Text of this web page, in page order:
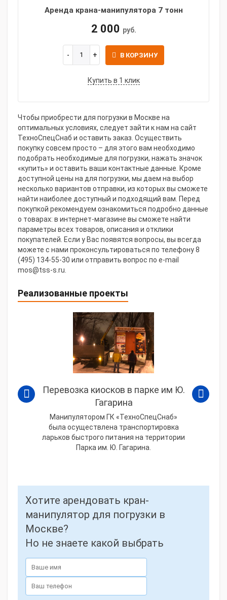
Аренда крана-манипулятора 7 тонн
2 000 руб.
В КОРЗИНУ
Купить в 1 клик
Чтобы приобрести для погрузки в Москве на
оптимальных условиях, следует зайти к нам на сайт
ТехноСпецСнаб и оставить заказ. Осуществить
покупку совсем просто – для этого вам необходимо
подобрать необходимые для погрузки, нажать значок
«купить» и оставить ваши контактные данные. Кроме
доступной цены на для погрузки, мы даем на выбор
несколько вариантов отправки, из которых вы сможете
найти наиболее доступный и подходящий вам. Перед
покупкой рекомендуем ознакомиться подробно данные
о товарах: в интернет-магазине вы сможете найти
параметры всех товаров, описания и отклики
покупателей. Если у Вас появятся вопросы, вы всегда
можете с нами проконсультироваться по телефону 8
(495) 134-55-30 или отправить вопрос по e-mail
mos@tss-s.ru.
Реализованные проекты
Перевозка киосков в парке им Ю.
Гагарина
Манипулятором ГК «ТехноСпецСнаб»
была осуществлена транспортировка
ларьков быстрого питания на территории
Парка им. Ю. Гагарина.
Хотите арендовать кран-
манипулятор для погрузки в
Москве?
Но не знаете какой выбрать